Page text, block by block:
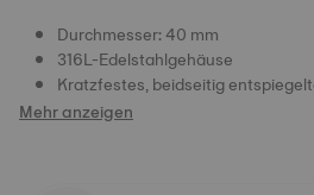
Durchmesser: 40 mm
316L-Edelstahlgehäuse
Kratzfestes, beidseitig
Mehr anzeigen